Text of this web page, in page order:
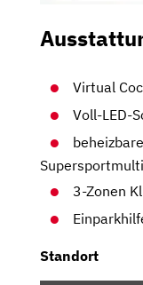
Virtual
Voll-LED-
3-Zonen
Standort